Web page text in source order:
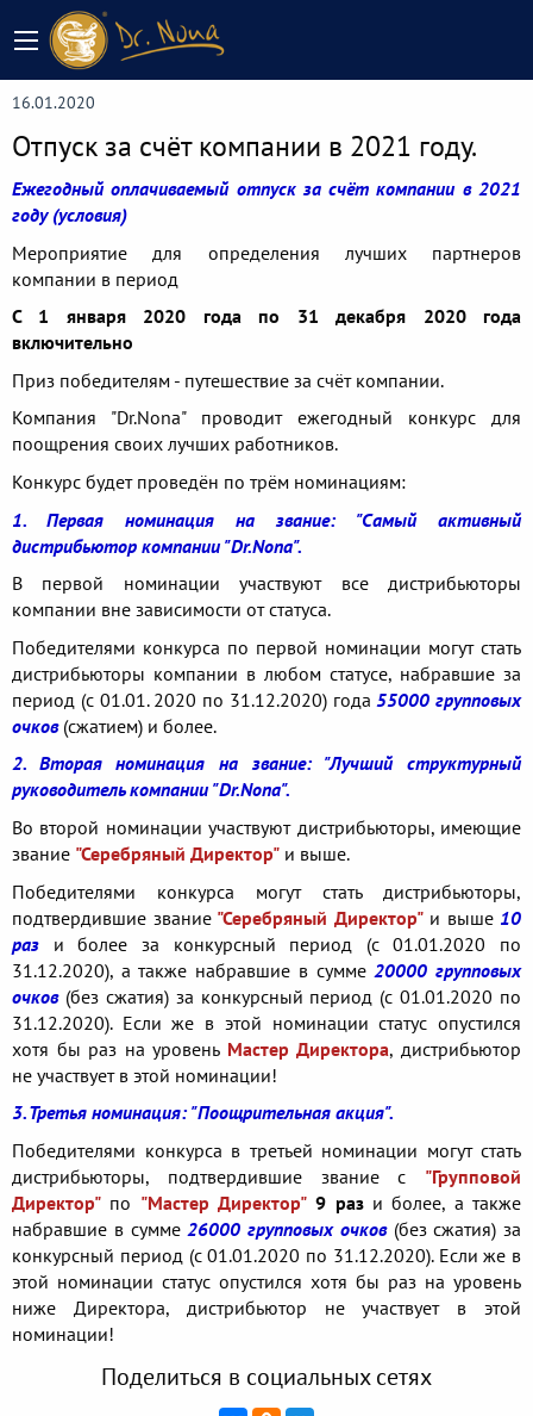
16.01.2020
Отпуск за счёт компании в 2021 году.
Ежегодный оплачиваемый отпуск за счёт компании в 2021
году (условия)
Мероприятие для определения лучших партнеров
компании в период
С 1 января 2020 года по 31 декабря 2020 года
включительно
Приз победителям - путешествие за счёт компании.
Компания "Dr.Nona" проводит ежегодный конкурс для
поощрения своих лучших работников.
Конкурс будет проведён по трём номинациям:
1. Первая номинация на звание: "Самый активный
дистрибьютор компании "Dr.Nona".
В первой номинации участвуют все дистрибьюторы
компании вне зависимости от статуса.
Победителями конкурса по первой номинации могут стать
дистрибьюторы компании в любом статусе, набравшие за
период (с 01.01. 2020 по 31.12.2020) года 55000 групповых
очков(сжатием) и более.
2. Вторая номинация на звание: "Лучший структурный
руководитель компании "Dr.Nona".
Во второй номинации участвуют дистрибьюторы, имеющие
звание "Серебряный Директор" и выше.
Победителями конкурса могут стать дистрибьюторы,
подтвердившие звание"Серебряный Директор"и выше 10
раз и более за конкурсный период (с 01.01.2020 по
31.12.2020), а также набравшие в сумме 20000 групповых
очков(без сжатия) за конкурсный период (с 01.01.2020 по
31.12.2020). Если же в этой номинации статус опустился
хотя бы раз на уровень Мастер Директора, дистрибьютор
не участвует в этой номинации!
3. Третья номинация: "Поощрительная акция".
Победителями конкурса в третьей номинации могут стать
дистрибьюторы, подтвердившие звание с "Групповой
Директор" по "Мастер Директор" 9 рази более, а также
набравшие в сумме 26000 групповых очков (без сжатия) за
конкурсный период (с 01.01.2020 по 31.12.2020). Если же в
этой номинации статус опустился хотя бы раз на уровень
ниже Директора, дистрибьютор не участвует в этой
номинации!
Поделиться в социальных сетях